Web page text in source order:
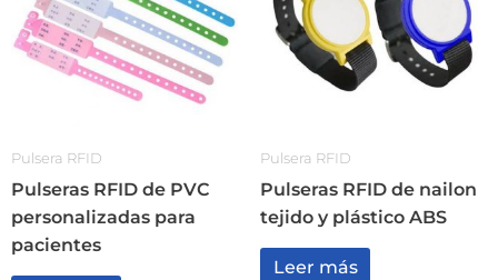
Pulsera RFID
Pulseras RFID de PVC
personalizadas para
pacientes
Pulsera RFID
Pulseras RFID de nailon
tejido y plástico ABS
Leer más